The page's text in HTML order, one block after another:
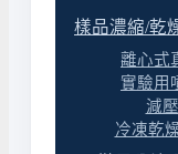
樣品濃縮/乾
離心式
實驗用
減
冷凍乾